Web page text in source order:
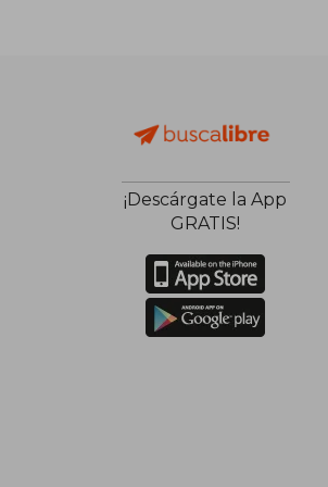
¡Descárgate la App
GRATIS!